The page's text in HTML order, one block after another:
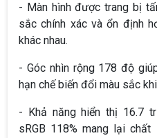
- Màn hình được trang bị
sắc chính xác và ổn định
khác nhau.
- Góc nhìn rộng 178 độ
hạn chế biến đổi màu sắc
- Khả năng hiển thị 16.7
sRGB 118% mang lại